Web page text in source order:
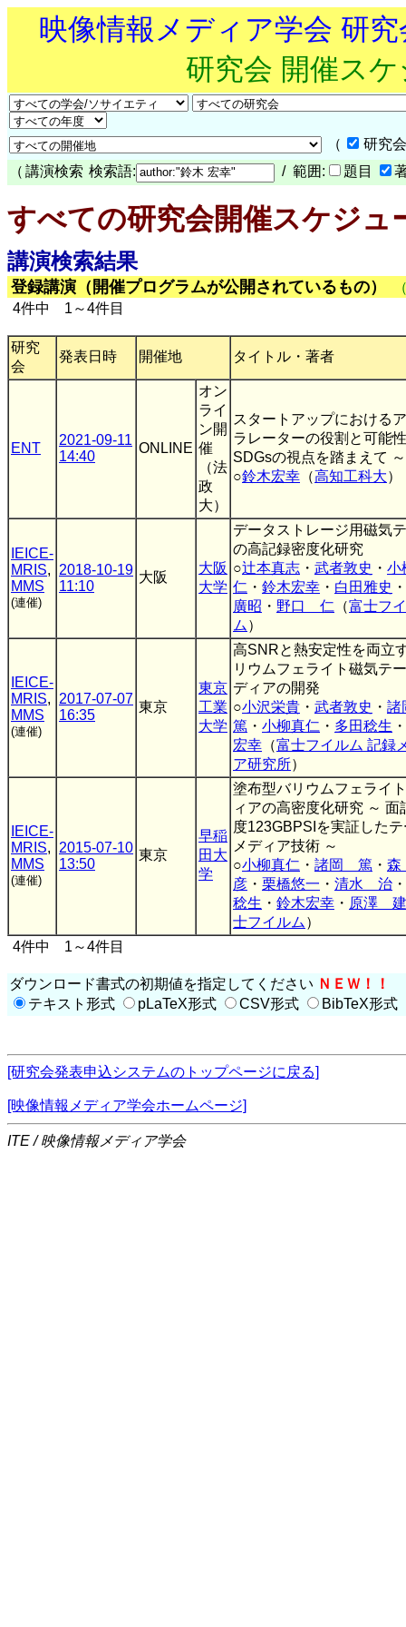
映像情報メディア学会 研
研究会 開催ス
（
研究
（ 講演検索 検索語: / 範囲: 題目
すべての研究会開催スケジュ
講演検索結果
登録講演（開催プログラムが公開されているもの）
4件中 1～4件目
研究
会
発表日時 開催地 タイトル・著者
ENT
2021-09-11
14:40
ONLINE
オン
ライ
ン開
催
（法
政
大）
スタートアップにおける
ラレーターの役割と可能
SDGsの視点を踏まえて ～
○鈴木宏幸 （高知工科大）
IEICE-
MRIS,
MMS
(連催)
2018-10-19
11:10
大阪
大阪
大学
データストレージ用磁気
の高記録密度化研究
○辻本真志 ・ 武者敦史 ・ 小
仁 ・ 鈴木宏幸 ・ 白田雅史 ・
廣昭 ・ 野口 仁 （富士フ
ム ）
IEICE-
MRIS,
MMS
(連催)
2017-07-07
16:35
東京
東京
工業
大学
高SNRと熱安定性を両立
リウムフェライト磁気テ
ディアの開発
○小沢栄貴 ・ 武者敦史 ・
篤 ・ 小柳真仁 ・ 多田稔生 ・
宏幸 （富士フイルム 記録
ア研究所）
IEICE-
MRIS,
MMS
(連催)
2015-07-10
13:50
東京
早稲
田大
学
塗布型バリウムフェライ
ィアの高密度化研究 ～ 面
度123GBPSIを実証した
メディア技術 ～
○小柳真仁 ・ 諸岡 篤 ・
彦 ・ 栗橋悠一 ・ 清水 治 ・
稔生 ・ 鈴木宏幸 ・ 原澤 建
士フイルム ）
4件中 1～4件目
ダウンロード書式の初期値を指定してください ＮＥＷ！！
テキスト形式
pLaTeX形式 CSV形式 BibTeX形式
[研究会発表申込システムのトップページに戻る]
[映像情報メディア学会ホームページ]
ITE / 映像情報メディア学会